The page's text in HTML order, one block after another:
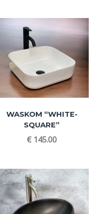
WASKOM “WHITE-
SQUARE”
€ 145.00